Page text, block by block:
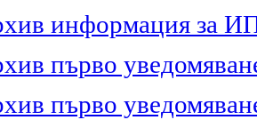
информация за
първо
първо